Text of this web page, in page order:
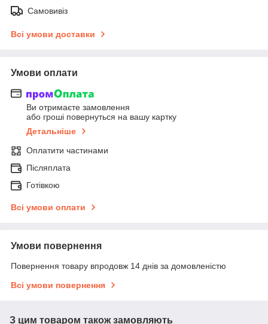
Самовивіз
Всі умови доставки
Умови оплати
Ви отримаєте замовлення
або гроші повернуться на вашу картку
Детальніше
Оплатити частинами
Післяплата
Готівкою
Всі умови оплати
Умови повернення
Повернення товару впродовж 14 днів за домовленістю
Всі умови повернення
З цим товаром також замовляють